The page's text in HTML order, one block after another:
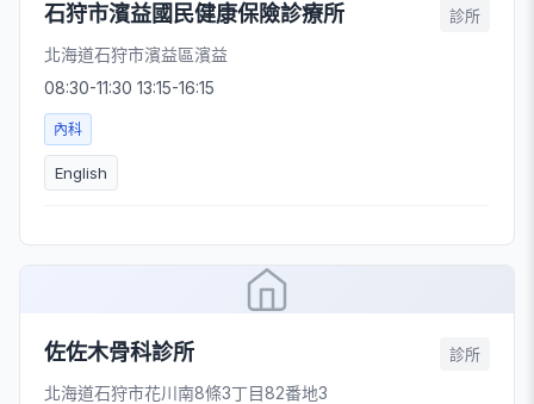
石狩市濱益國民健康保險診療所 診所
北海道石狩市濱益區濱益
08:30-11:30 13:15-16:15
內科
English
佐佐木骨科診所 診所
北海道石狩市花川南8條3丁目82番地3